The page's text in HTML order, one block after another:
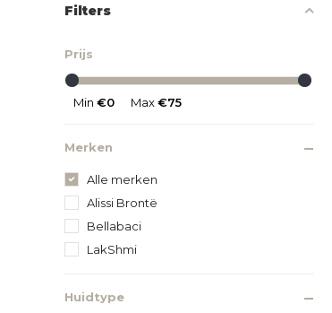
Filters
Prijs
Min €0 Max€75
Merken
Alle merken
Alissi Brontë
Bellabaci
LakShmi
Huidtype